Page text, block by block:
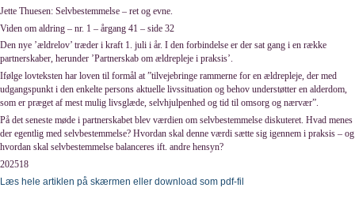
Jette Thuesen: Selvbestemmelse – ret og evne.
Viden om aldring – nr. 1 – årgang 41 – side 32
Den nye ’ældrelov’ træder i kraft 1. juli i år. I den forbindelse er der sat gang i en række
partnerskaber, herunder ’Partnerskab om ældrepleje i praksis’.
Ifølge lovteksten har loven til formål at ”tilvejebringe rammerne for en ældrepleje, der med
udgangspunkt i den enkelte persons aktuelle livssituation og behov understøtter en alderdom,
som er præget af mest mulig livsglæde, selvhjulpenhed og tid til omsorg og nærvær”.
På det seneste møde i partnerskabet blev værdien om selvbestemmelse diskuteret. Hvad menes
der egentlig med selvbestemmelse? Hvordan skal denne værdi sætte sig igennem i praksis – og
hvordan skal selvbestemmelse balanceres ift. andre hensyn?
202518
Læs hele artiklen på skærmen eller download som pdf-fil